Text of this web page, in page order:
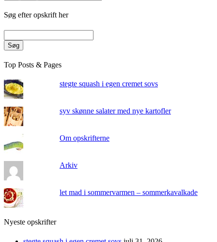
Søg efter opskrift her
Søg
Top Posts & Pages
stegte squash i egen cremet sovs
syv skønne salater med nye kartofler
Om opskrifterne
Arkiv
let mad i sommervarmen – sommerkavalkade
Nyeste opskrifter